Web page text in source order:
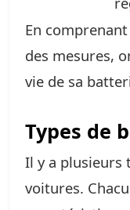
En
des mesures,
vie de sa
Types de
Il y a plusieurs
voitures.